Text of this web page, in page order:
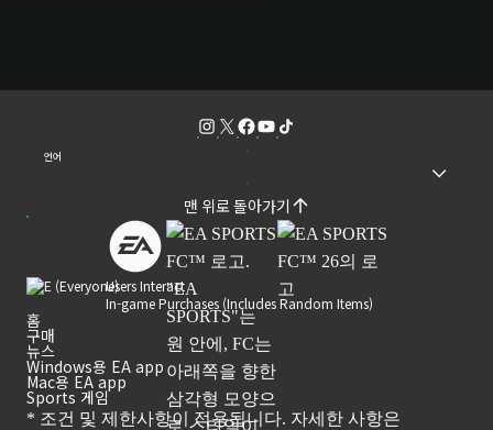
언어
맨 위로 돌아가기
Users Interact
In-game Purchases (Includes Random Items)
홈
구매
뉴스
Windows용 EA app
Mac용 EA app
Sports 게임
* 조건 및 제한사항이 적용됩니다. 자세한 사항은